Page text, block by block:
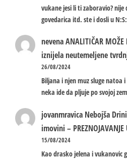
vukane jesi li ti zaboravio?
govedarica itd. ste i dosli u
nevenaANALITIČAR
iznijela neutemeljene
26/08/2024
Biljana i njen muz sluge
neka ide da pljuje po svojoj
jovanmravica Nebojša
imovini – PREZNOJAVANJE
15/08/2024
Kao drasko jelena i vukanovic